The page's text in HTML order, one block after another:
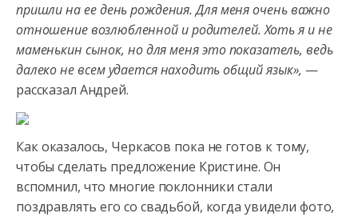
пришли на ее день рождения. Для меня очень важно
отношение возлюбленной и родителей. Хоть я и не
маменькин сынок, но для меня это показатель, ведь
далеко не всем удается находить общий язык», —
рассказал Андрей.
Как оказалось, Черкасов пока не готов к тому,
чтобы сделать предложение Кристине. Он
вспомнил, что многие поклонники стали
поздравлять его со свадьбой, когда увидели фото,